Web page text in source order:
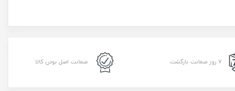
۷ روز ضمانت بازگشت ضمانت اصل بودن کالا